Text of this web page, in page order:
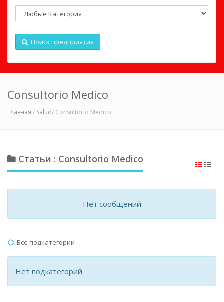
Поиск предприятия
Consultorio Medico
Главная / Salud/ Consultorio Medico
Статьи : Consultorio Medico
Нет сообщений
Все подкатегории
Нет подкатегорий